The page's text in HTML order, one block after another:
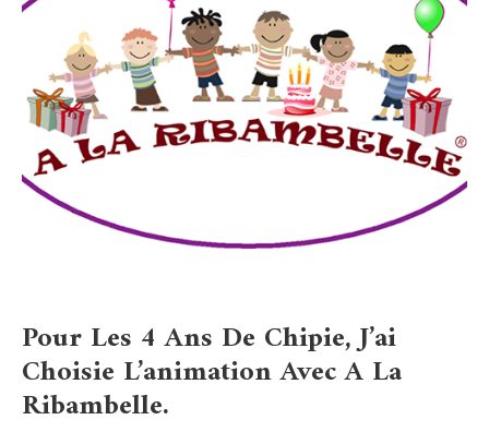
Pour Les 4 Ans De Chipie, J’ai
Choisie L’animation Avec A La
Ribambelle.